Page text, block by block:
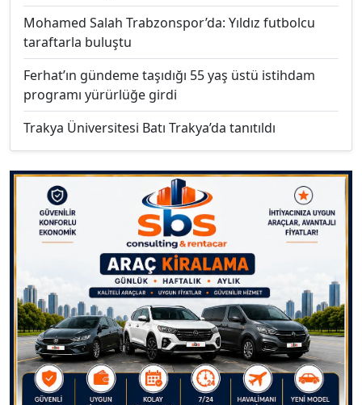
Mohamed Salah Trabzonspor’da: Yıldız futbolcu
taraftarla buluştu
Ferhat’ın gündeme taşıdığı 55 yaş üstü istihdam
programı yürürlüğe girdi
Trakya Üniversitesi Batı Trakya’da tanıtıldı